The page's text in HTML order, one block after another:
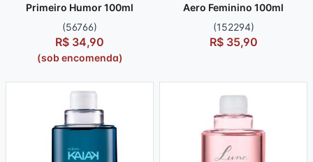
Primeiro Humor 100ml
(56766)
R$ 34,90
(sob encomenda)
Aero Feminino 100ml
(152294)
R$ 35,90